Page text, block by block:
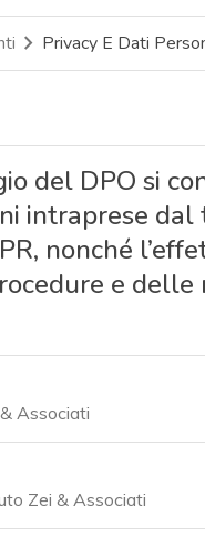
Privacy E Dati
del DPO si
intraprese
nonché
e delle
Associati
Zei & Associati